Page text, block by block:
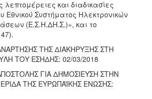
λεπτομέρειες και διαδικασίες
Εθνικού Συστήματος Ηλεκτρονικών
(Ε.Σ.Η.ΔΗ.Σ.)», και το
ΤΗΣ ΔΙΑΚΗΡΥΞΗΣ ΣΤΗ
ΤΟΥ ΕΣΗΔΗΣ: 02/03/2018
ΓΙΑ ΔΗΜΟΣΙΕΥΣΗ ΣΤΗΝ
ΤΗΣ ΕΥΡΩΠΑΪΚΗΣ ΕΝΩΣΗΣ: